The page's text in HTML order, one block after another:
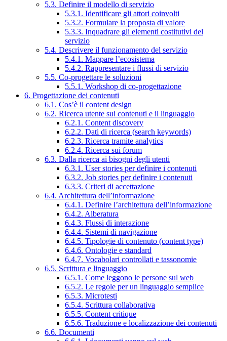
5.3. Definire il modello di servizio
5.3.1. Identificare gli attori coinvolti
5.3.2. Formulare la proposta di valore
5.3.3. Inquadrare gli elementi costitutivi del
servizio
5.4. Descrivere il funzionamento del servizio
5.4.1. Mappare l’ecosistema
5.4.2. Rappresentare i flussi di servizio
5.5. Co-progettare le soluzioni
5.5.1. Workshop di co-progettazione
6. Progettazione dei contenuti
6.1. Cos’è il content design
6.2. Ricerca utente sui contenuti e il linguaggio
6.2.1. Content discovery
6.2.2. Dati di ricerca (search keywords)
6.2.3. Ricerca tramite analytics
6.2.4. Ricerca sui forum
6.3. Dalla ricerca ai bisogni degli utenti
6.3.1. User stories per definire i contenuti
6.3.2. Job stories per definire i contenuti
6.3.3. Criteri di accettazione
6.4. Architettura dell’informazione
6.4.1. Definire l’architettura dell’informazione
6.4.2. Alberatura
6.4.3. Flussi di interazione
6.4.4. Sistemi di navigazione
6.4.5. Tipologie di contenuto (content type)
6.4.6. Ontologie e standard
6.4.7. Vocabolari controllati e tassonomie
6.5. Scrittura e linguaggio
6.5.1. Come leggono le persone sul web
6.5.2. Le regole per un linguaggio semplice
6.5.3. Microtesti
6.5.4. Scrittura collaborativa
6.5.5. Content critique
6.5.6. Traduzione e localizzazione dei contenuti
6.6. Documenti